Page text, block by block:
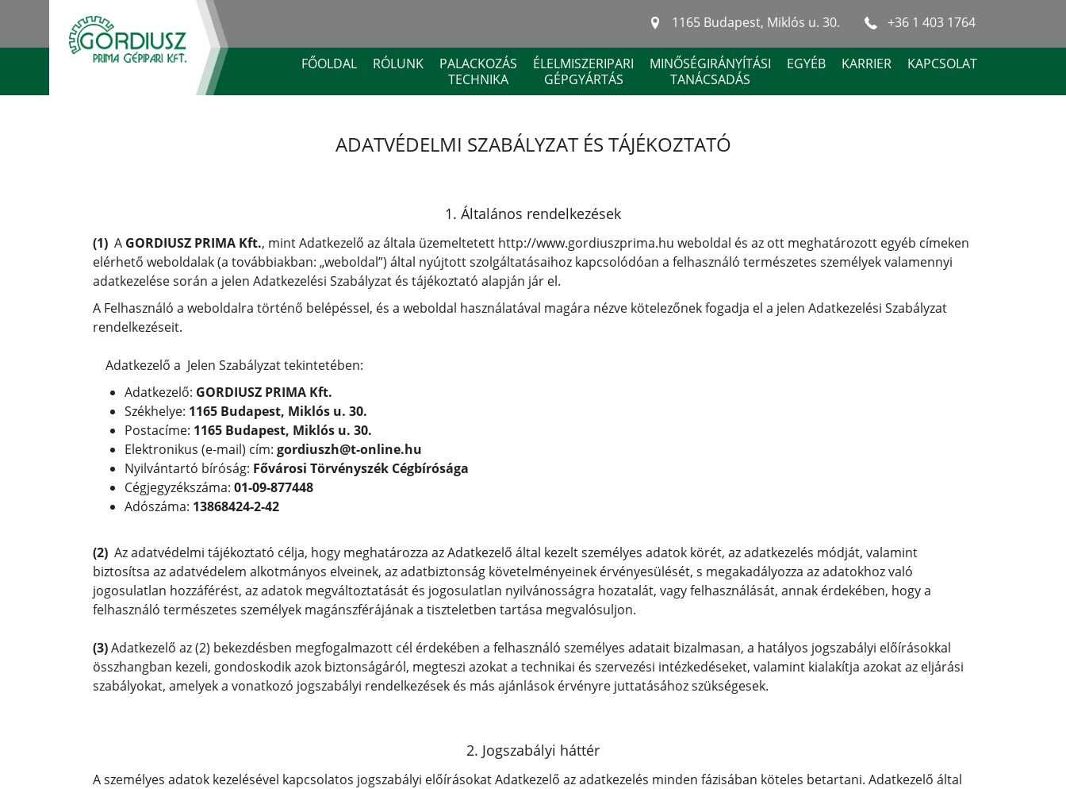
1165 Budapest, Miklós u. 30. +36 1 403 1764
FŐOLDAL RÓLUNK
PALACKOZÁS
TECHNIKA
ÉLELMISZERIPARI
GÉPGYÁRTÁS
MINŐSÉGIRÁNYÍTÁSI
TANÁCSADÁS
EGYÉB KARRIER KAPCSOLAT
ADATVÉDELMI SZABÁLYZAT ÉS TÁJÉKOZTATÓ
1. Általános rendelkezések
(1) A GORDIUSZ PRIMA Kft., mint Adatkezelő az általa üzemeltetett http://www.gordiuszprima.hu weboldal és az ott meghatározott egyéb címeken
elérhető weboldalak (a továbbiakban: „weboldal”) által nyújtott szolgáltatásaihoz kapcsolódóan a felhasználó természetes személyek valamennyi
adatkezelése során a jelen Adatkezelési Szabályzat és tájékoztató alapján jár el.
A Felhasználó a weboldalra történő belépéssel, és a weboldal használatával magára nézve kötelezőnek fogadja el a jelen Adatkezelési Szabályzat
rendelkezéseit.
Adatkezelő a Jelen Szabályzat tekintetében:
Adatkezelő: GORDIUSZ PRIMA Kft.
Székhelye: 1165 Budapest, Miklós u. 30.
Postacíme: 1165 Budapest, Miklós u. 30.
Elektronikus (e-mail) cím: gordiuszh@t-online.hu
Nyilvántartó bíróság: Fővárosi Törvényszék Cégbírósága
Cégjegyzékszáma: 01-09-877448
Adószáma: 13868424-2-42
(2) Az adatvédelmi tájékoztató célja, hogy meghatározza az Adatkezelő által kezelt személyes adatok körét, az adatkezelés módját, valamint
biztosítsa az adatvédelem alkotmányos elveinek, az adatbiztonság követelményeinek érvényesülését, s megakadályozza az adatokhoz való
jogosulatlan hozzáférést, az adatok megváltoztatását és jogosulatlan nyilvánosságra hozatalát, vagy felhasználását, annak érdekében, hogy a
felhasználó természetes személyek magánszférájának a tiszteletben tartása megvalósuljon.
(3)Adatkezelő az (2) bekezdésben megfogalmazott cél érdekében a felhasználó személyes adatait bizalmasan, a hatályos jogszabályi előírásokkal
összhangban kezeli, gondoskodik azok biztonságáról, megteszi azokat a technikai és szervezési intézkedéseket, valamint kialakítja azokat az eljárási
szabályokat, amelyek a vonatkozó jogszabályi rendelkezések és más ajánlások érvényre juttatásához szükségesek.
2. Jogszabályi háttér
A személyes adatok kezelésével kapcsolatos jogszabályi előírásokat Adatkezelő az adatkezelés minden fázisában köteles betartani. Adatkezelő által